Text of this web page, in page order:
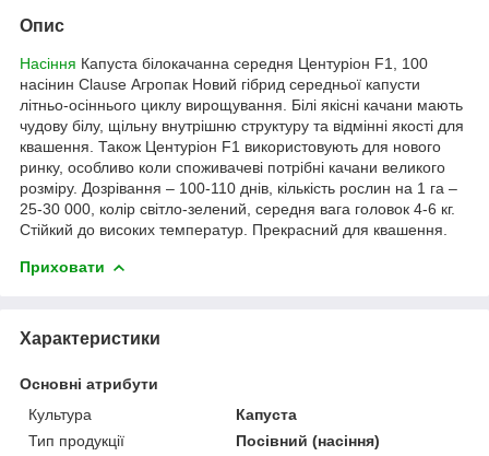
Опис
Насіння Капуста білокачанна середня Центуріон F1, 100
насінин Clause Агропак Новий гібрид середньої капусти
літньо-осіннього циклу вирощування. Білі якісні качани мають
чудову білу, щільну внутрішню структуру та відмінні якості для
квашення. Також Центуріон F1 використовують для нового
ринку, особливо коли споживачеві потрібні качани великого
розміру. Дозрівання – 100-110 днів, кількість рослин на 1 га –
25-30 000, колір світло-зелений, середня вага головок 4-6 кг.
Стійкий до високих температур. Прекрасний для квашення.
Приховати
Характеристики
Основні атрибути
Культура
Капуста
Тип продукції
Посівний (насіння)